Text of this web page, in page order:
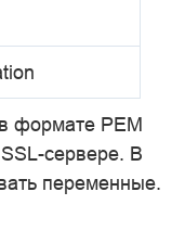
формате PEM
сервере. В
переменные.